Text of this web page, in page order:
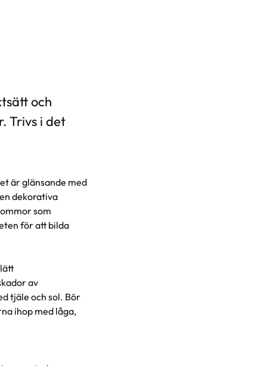
och
Trivs i det
är glänsande med
dekorativa
som
för att bilda
av
tjäle och sol. Bör
ihop med låga,